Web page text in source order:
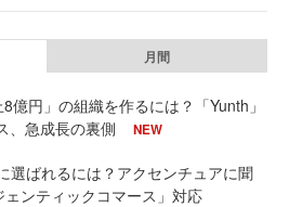
月間
億円」の組織を作るには？「Yunth」
、急成長の裏側
NEW
選ばれるには？アクセンチュアに聞
ェンティックコマース」対応